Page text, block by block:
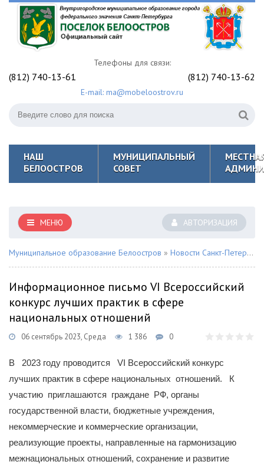
Телефоны для связи:
(812) 740-13-61 (812) 740-13-62
E-mail: ma@mobeloostrov.ru
НАШ
БЕЛООСТРОВ
МУНИЦИПАЛЬНЫЙ
СОВЕТ
АВТОРИЗАЦИЯ
МЕНЮ
Муниципальное образование Белоостров » Новости Санкт-Петербурга и Курортного района
Информационное письмо VI Всероссийский
конкурс лучших практик в сфере
национальных отношений
06 сентябрь 2023, Среда 1 386 0
В 2023 году проводится VI Всероссийский конкурс
лучших практик в сфере национальных отношений. К
участию приглашаются граждане РФ, органы
государственной власти, бюджетные учреждения,
некоммерческие и коммерческие организации,
реализующие проекты, направленные на гармонизацию
межнациональных отношений, сохранение и развитие